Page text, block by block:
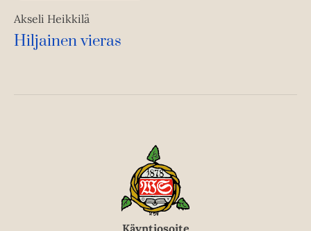
Akseli Heikkilä
Hiljainen vieras
Käyntiosoite